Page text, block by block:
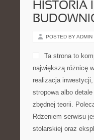
HISTORIA
POSTED BY ADMIN
Ta strona to
największą różnicę
realizacja
stropowa albo
zbędnej teorii.
Rdzeniem serwisu
stolarskiej oraz